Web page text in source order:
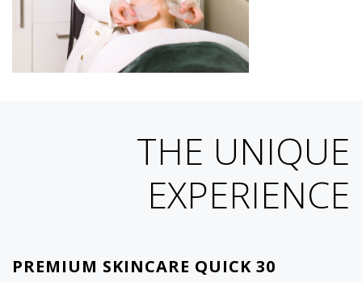
THE UNIQUE
EXPERIENCE
PREMIUM SKINCARE QUICK 30